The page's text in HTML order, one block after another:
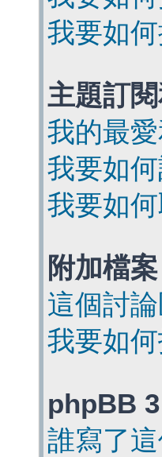
我要如
主題訂
我的最
我要如
我要如
附加檔案
這個討
我要如
phpBB 3
誰寫了